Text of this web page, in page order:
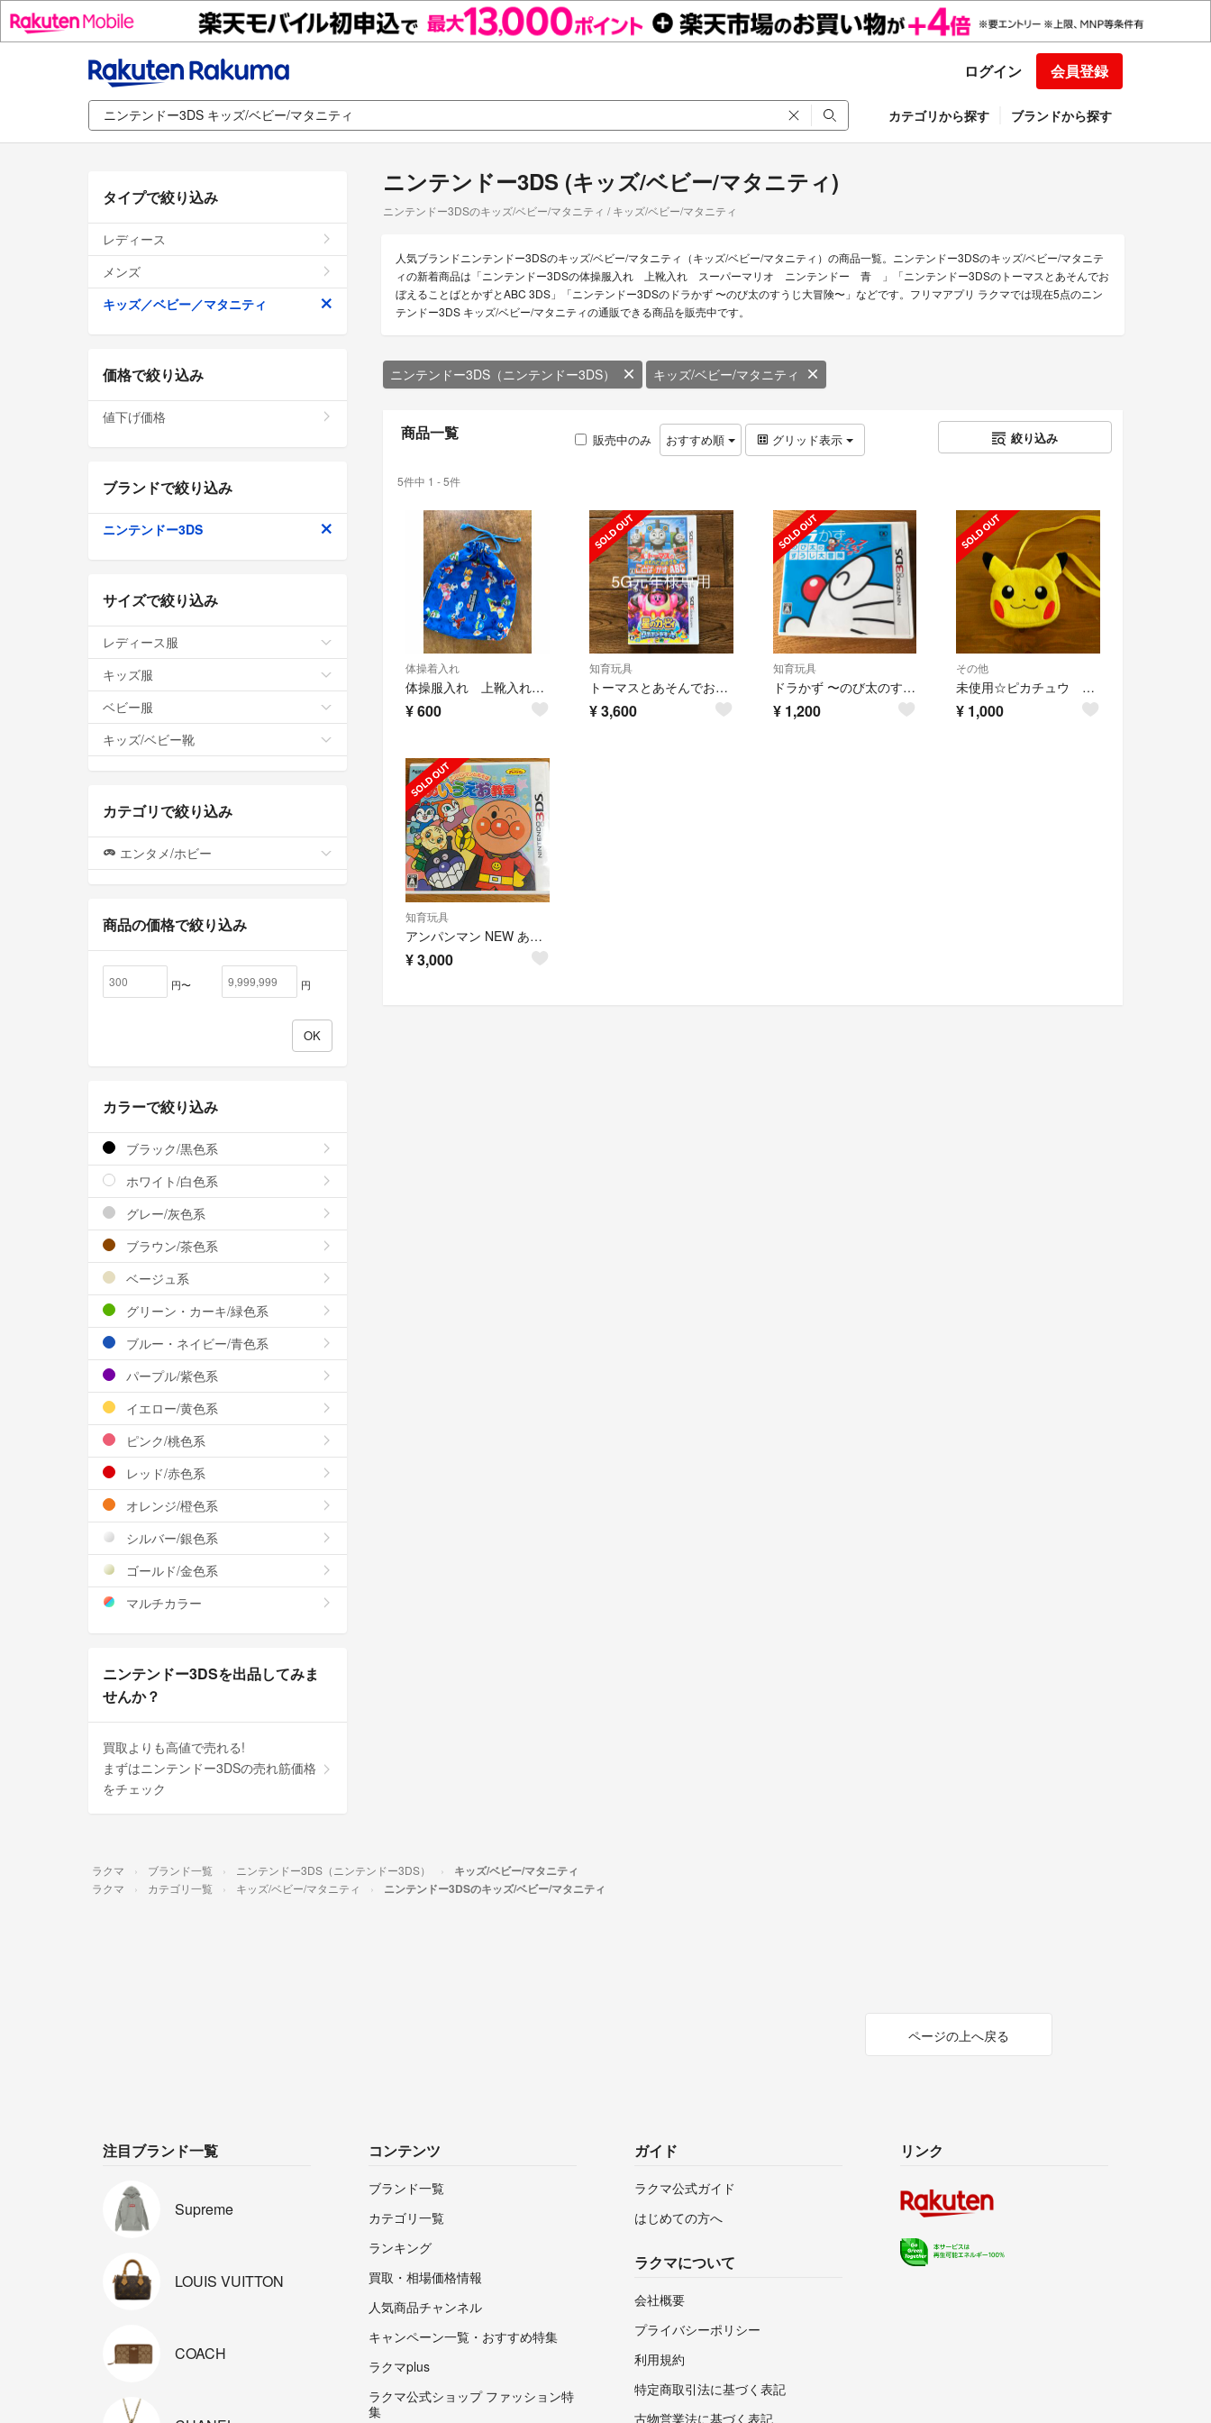
ログイン 会員登録
カテゴリから探す ブランドから探す
ニンテンドー3DS (キッズ/ベビー/マタニティ)
ニンテンドー3DSのキッズ/ベビー/マタニティ / キッズ/ベビー/マタニティ
人気ブランドニンテンドー3DSのキッズ/ベビー/マタニティ（キッズ/ベビー/マタニティ）の商品一覧。ニンテンドー3DSのキッズ/ベビー/マタニテ
ィの新着商品は「ニンテンドー3DSの体操服入れ 上靴入れ スーパーマリオ ニンテンドー 青 」「ニンテンドー3DSのトーマスとあそんでお
ぼえることばとかずとABC 3DS」「ニンテンドー3DSのドラかず 〜のび太のすうじ大冒険〜」などです。フリマアプリ ラクマでは現在5点のニン
テンドー3DS キッズ/ベビー/マタニティの通販できる商品を販売中です。
ニンテンドー3DS（ニンテンドー3DS） キッズ/ベビー/マタニティ
商品一覧 販売中のみ おすすめ順 グリッド表示 絞り込み
5件中 1 - 5件
体操着入れ
体操服入れ 上靴入れ スーパーマリオ ニンテンドー 青
¥600
知育玩具
トーマスとあそんでおぼえることばとかずとABC 3DS
¥3,600
知育玩具
ドラかず 〜のび太のすうじ大冒険〜
¥ 1,200
その他
未使用☆ピカチュウ ポシェット ニンテンドー3DS
¥ 1,000
知育玩具
アンパンマン NEW あいうえお教室 3DS
¥3,000
タイプで絞り込み
レディース
メンズ
キッズ／ベビー／マタニティ
価格で絞り込み
値下げ価格
ブランドで絞り込み
ニンテンドー3DS
サイズで絞り込み
レディース服
キッズ服
ベビー服
キッズ/ベビー靴
カテゴリで絞り込み
エンタメ/ホビー
商品の価格で絞り込み
円〜 円
カラーで絞り込み
ブラック/黒色系
ホワイト/白色系
グレー/灰色系
ブラウン/茶色系
ベージュ系
グリーン・カーキ/緑色系
ブルー・ネイビー/青色系
パープル/紫色系
イエロー/黄色系
ピンク/桃色系
レッド/赤色系
オレンジ/橙色系
シルバー/銀色系
ゴールド/金色系
マルチカラー
ニンテンドー3DSを出品してみま
せんか？
買取よりも高値で売れる!
まずはニンテンドー3DSの売れ筋価格
をチェック
ラクマ ブランド一覧 ニンテンドー3DS（ニンテンドー3DS） キッズ/ベビー/マタニティ
ラクマ カテゴリ一覧 キッズ/ベビー/マタニティ ニンテンドー3DSのキッズ/ベビー/マタニティ
ページの上へ戻る
注目ブランド一覧
Supreme
LOUIS VUITTON
COACH
コンテンツ
ブランド一覧
カテゴリ一覧
ランキング
買取・相場価格情報
人気商品チャンネル
キャンペーン一覧・おすすめ特集
ラクマplus
ラクマ公式ショップ ファッション特
集
ガイド
ラクマ公式ガイド
はじめての方へ
ラクマについて
会社概要
プライバシーポリシー
利用規約
特定商取引法に基づく表記
古物営業法に基づく表記
リンク